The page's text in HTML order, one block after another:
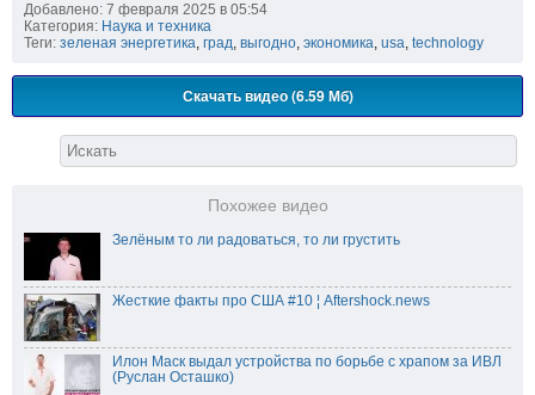
Добавлено: 7 февраля 2025 в 05:54
Категория: Наука и техника
Теги: зеленая энергетика, град, выгодно, экономика, usa, technology
Скачать видео (6.59 Мб)
Похожее видео
Зелёным то ли радоваться, то ли грустить
Жесткие факты про США #10 ¦ Aftershock.news
Илон Маск выдал устройства по борьбе с храпом за ИВЛ
(Руслан Осташко)